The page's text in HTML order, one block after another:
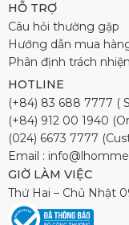
HỖ TRỢ
Câu hỏi thường gặp
Hướng dẫn mua
Phân định trách
HOTLINE
(+84) 83 688 7777 (
(+84) 912 00 1940
(024) 6673 7777
Email :
GIỜ LÀM VIỆC
Thứ Hai – Chủ Nhật